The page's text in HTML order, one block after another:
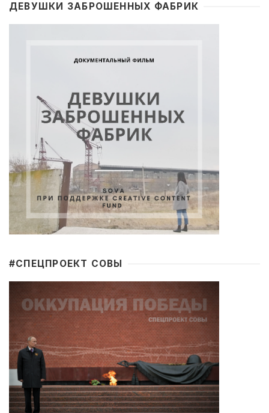
ДЕВУШКИ ЗАБРОШЕННЫХ ФАБРИК
#CПЕЦПРОЕКТ СОВЫ